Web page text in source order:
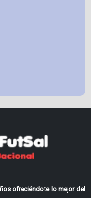
ofreciéndote lo mejor del